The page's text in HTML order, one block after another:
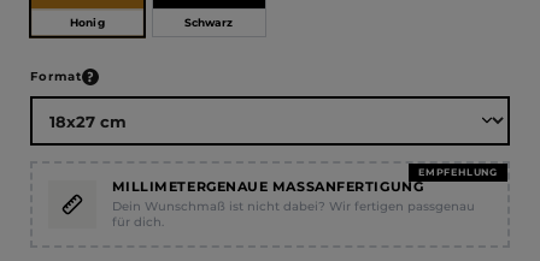
Honig Schwarz
Formatauswählen
EMPFEHLUNG
MILLIMETERGENAUE MASSANFERTIGUNG
Dein Wunschmaß ist nicht dabei? Wir fertigen passgenau
für dich.